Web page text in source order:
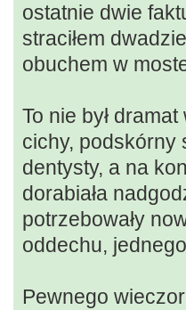
ostatnie dwie
straciłem
obuchem w
To nie był dramat
cichy, podskórny
dentysty, a na
dorabiała
potrzebowały
oddechu,
Pewnego